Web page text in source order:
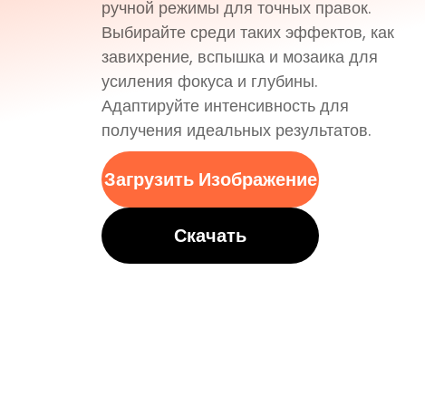
ручной режимы для точных правок.
Выбирайте среди таких эффектов, как
завихрение, вспышка и мозаика для
усиления фокуса и глубины.
Адаптируйте интенсивность для
получения идеальных результатов.
Загрузить Изображение
Скачать